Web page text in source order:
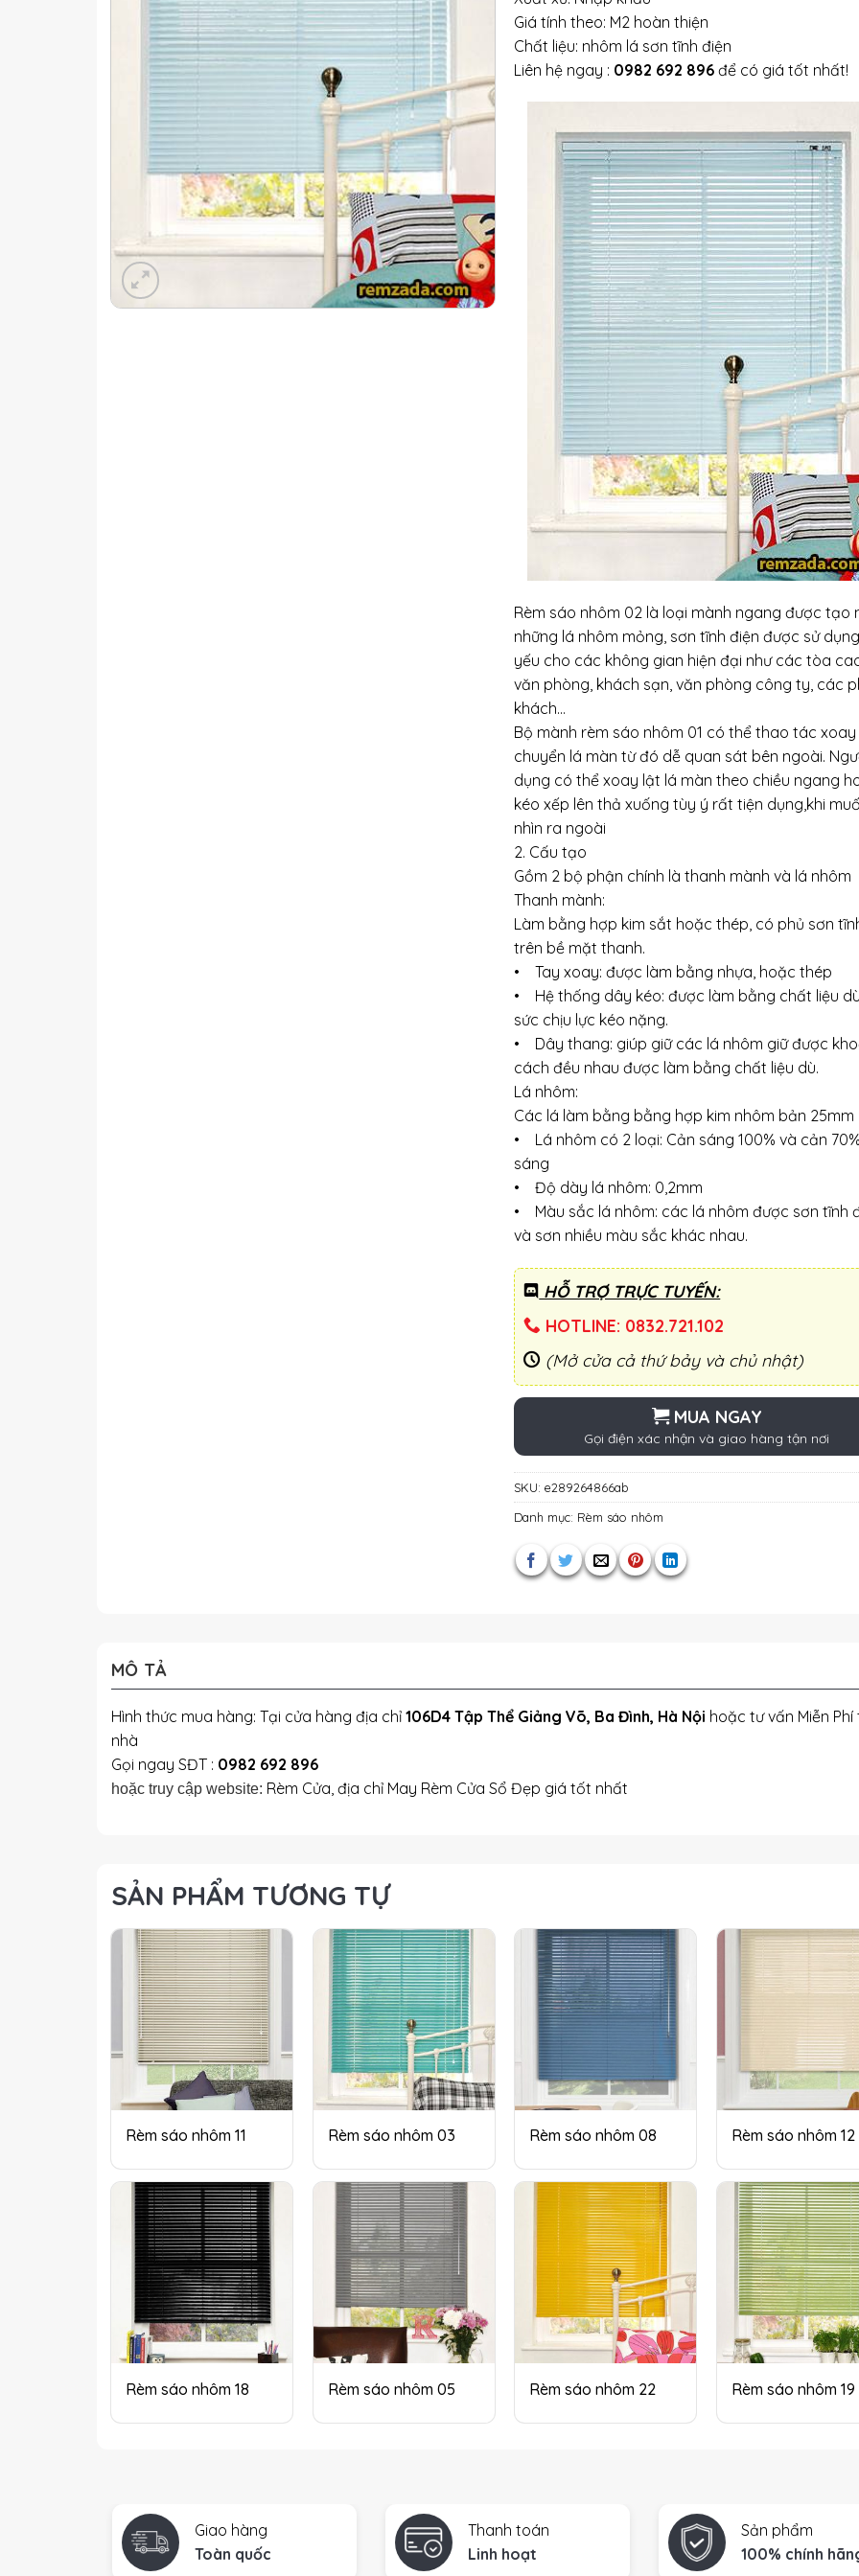
Giá tính theo: M2 hoàn thiện
Chất liệu: nhôm lá sơn tĩnh điện
Liên hệ ngay : 0982 692 896 để có giá tốt nhất!
Rèm sáo nhôm 02 là loại mành ngang được tạo
những lá nhôm mỏng, sơn tĩnh điện được sử
yếu cho các không gian hiện đại như các tòa
văn phòng, khách sạn, văn phòng công ty, các
khách…
Bộ mành rèm sáo nhôm 01 có thể thao tác xoay
chuyển lá màn từ đó dễ quan sát bên ngoài.
dụng có thể xoay lật lá màn theo chiều ngang
kéo xếp lên thả xuống tùy ý rất tiện dụng,khi
nhìn ra ngoài
2. Cấu tạo
Gồm 2 bộ phận chính là thanh mành và lá nhôm
Thanh mành:
Làm bằng hợp kim sắt hoặc thép, có phủ sơn
trên bề mặt thanh.
• Tay xoay: được làm bằng nhựa, hoặc thép
• Hệ thống dây kéo: được làm bằng chất liệu
sức chịu lực kéo nặng.
• Dây thang: giúp giữ các lá nhôm giữ được
cách đều nhau được làm bằng chất liệu dù.
Lá nhôm:
Các lá làm bằng bằng hợp kim nhôm bản 25mm
• Lá nhôm có 2 loại: Cản sáng 100% và cản
sáng
• Độ dày lá nhôm: 0,2mm
• Màu sắc lá nhôm: các lá nhôm được sơn tĩnh
và sơn nhiều màu sắc khác nhau.
HỖ TRỢ TRỰC TUYẾN:
HOTLINE: 0832.721.102
(Mở cửa cả thứ bảy và chủ nhật)
MUA NGAY
Gọi điện xác nhận và giao hàng tận nơi
SKU:e289264866ab
Danh mục: Rèm sáo nhôm
MÔ TẢ
Hình thức mua hàng: Tại cửa hàng địa chỉ 106D4 Tập Thể Giảng Võ, Ba Đình, Hà Nội hoặc tư vấn Miễn Phí
nhà
Gọi ngay SĐT : 0982 692 896
hoặc truy cập website: Rèm Cửa, địa chỉ May Rèm Cửa Sổ Đẹp giá tốt nhất
SẢN PHẨM TƯƠNG TỰ
Rèm sáo nhôm 11 Rèm sáo nhôm 03 Rèm sáo nhôm 08 Rèm sáo nhôm 12
Rèm sáo nhôm 18 Rèm sáo nhôm 05 Rèm sáo nhôm 22 Rèm sáo nhôm 19
Giao hàng
Toàn quốc
Thanh toán
Linh hoạt
Sản phẩm
100% chính